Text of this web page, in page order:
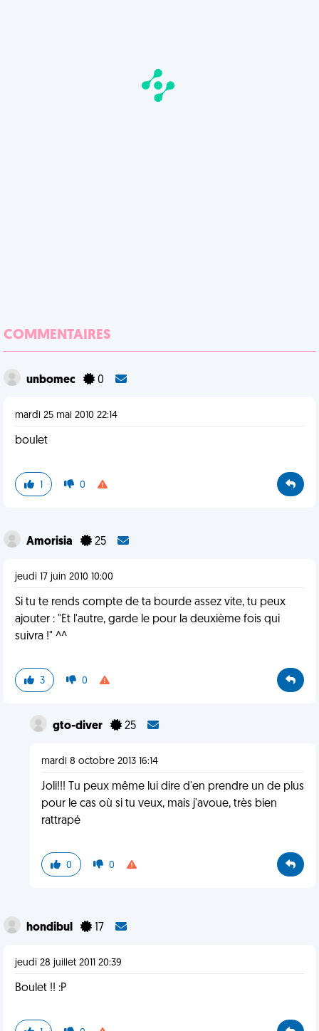
COMMENTAIRES
unbomec 0
mardi 25 mai 2010 22:14
boulet
1 0
Amorisia 25
jeudi 17 juin 2010 10:00
Si tu te rends compte de ta bourde assez vite, tu peux
ajouter : "Et l'autre, garde le pour la deuxième fois qui
suivra !" ^^
3 0
gto-diver 25
mardi 8 octobre 2013 16:14
Joli!!! Tu peux même lui dire d'en prendre un de plus
pour le cas où si tu veux, mais j'avoue, très bien
rattrapé
0 0
hondibul 17
jeudi 28 juillet 2011 20:39
Boulet !! :P